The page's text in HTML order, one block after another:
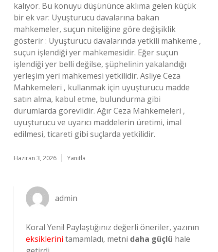
kalıyor. Bu konuyu düşününce aklıma gelen küçük
bir ek var: Uyuşturucu davalarına bakan
mahkemeler, suçun niteliğine göre değişiklik
gösterir : Uyuşturucu davalarında yetkili mahkeme ,
suçun işlendiği yer mahkemesidir. Eğer suçun
işlendiği yer belli değilse, şüphelinin yakalandığı
yerleşim yeri mahkemesi yetkilidir. Asliye Ceza
Mahkemeleri , kullanmak için uyuşturucu madde
satın alma, kabul etme, bulundurma gibi
durumlarda görevlidir. Ağır Ceza Mahkemeleri ,
uyuşturucu ve uyarıcı maddelerin üretimi, imal
edilmesi, ticareti gibi suçlarda yetkilidir.
Haziran 3, 2026 Yanıtla
admin
Koral Yeni! Paylaştığınız değerli öneriler, yazının
eksiklerini tamamladı, metni daha güçlü hale